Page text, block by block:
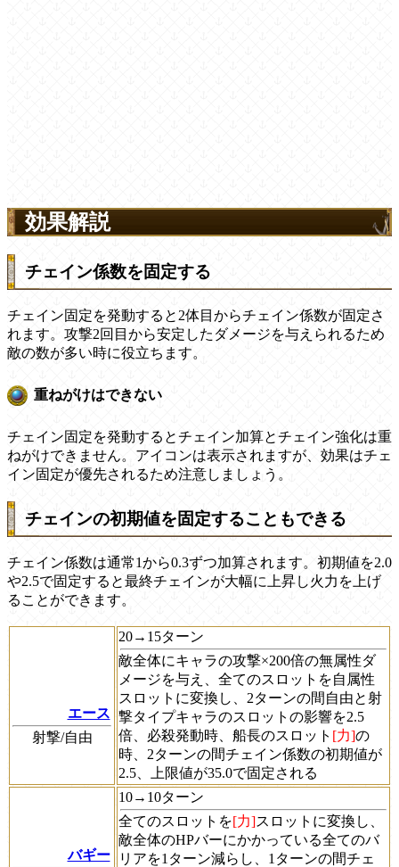
効果解説
チェイン係数を固定する
チェイン固定を発動すると2体目からチェイン係数が固定さ
れます。攻撃2回目から安定したダメージを与えられるため
敵の数が多い時に役立ちます。
重ねがけはできない
チェイン固定を発動するとチェイン加算とチェイン強化は重
ねがけできません。アイコンは表示されますが、効果はチェ
イン固定が優先されるため注意しましょう。
チェインの初期値を固定することもできる
チェイン係数は通常1から0.3ずつ加算されます。初期値を2.0
や2.5で固定すると最終チェインが大幅に上昇し火力を上げ
ることができます。
エース
射撃/自由
20→15ターン
敵全体にキャラの攻撃×200倍の無属性ダ
メージを与え、全てのスロットを自属性
スロットに変換し、2ターンの間自由と射
撃タイプキャラのスロットの影響を2.5
倍、必殺発動時、船長のスロット [力]の
時、2ターンの間チェイン係数の初期値が
2.5、上限値が35.0で固定される
バギー
10→10ターン
全てのスロットを[力]スロットに変換し、
敵全体のHPバーにかかっている全てのバ
リアを1ターン減らし、1ターンの間チェ